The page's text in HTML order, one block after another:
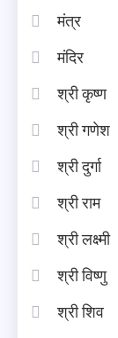
मंत्र
मंदिर
श्री कृष्ण
श्री गणेश
श्री दुर्गा
श्री राम
श्री लक्ष्मी
श्री विष्णु
श्री शिव